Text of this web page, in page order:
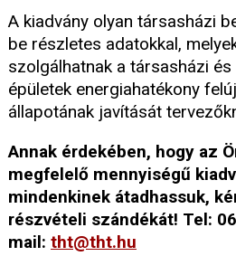
A kiadvány olyan társasházi
be részletes adatokkal,
szolgálhatnak a társasházi
épületek energiahatékony
állapotának javítását
Annak érdekében, hogy az
megfelelő mennyiségű
mindenkinek átadhassuk,
részvételi szándékát! Tel:
mail: tht@tht.hu